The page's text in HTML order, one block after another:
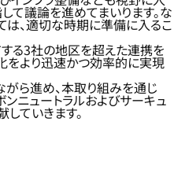
て議論を進めてまいります。な
は、適切な時期に準備に入るこ
る3社の地区を超えた連携を
をより迅速かつ効率的に実現
ら進め、本取り組みを通じ
ニュートラルおよびサーキュ
ていきます。